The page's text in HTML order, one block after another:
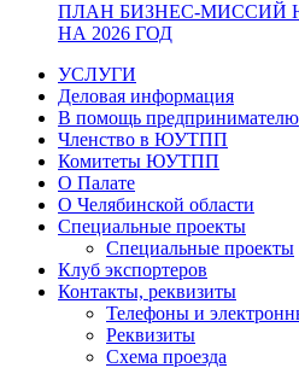
ПЛАН БИЗНЕС-МИССИЙ
НА 2026 ГОД
УСЛУГИ
Деловая информация
В помощь предпринимателю
Членство в ЮУТПП
Комитеты ЮУТПП
О Палате
О Челябинской области
Специальные проекты
Специальные проекты
Клуб экспортеров
Контакты, реквизиты
Телефоны и
Реквизиты
Схема проезда